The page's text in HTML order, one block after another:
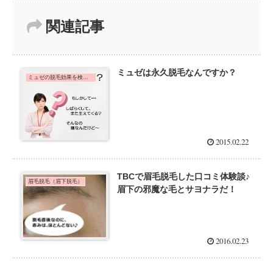
関連記事
ミュゼの脱毛効果を検証中！口コミ体験談 ミュゼは永久脱毛なんですか？
2015.02.22
眉毛脱毛（眉下脱毛）
TBCで眉毛脱毛した口コミ体験談♪
眉下の邪魔な毛とサヨナラだ！
2016.02.23